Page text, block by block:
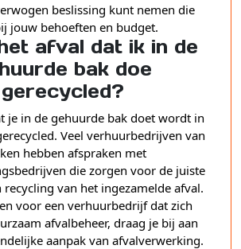
beslissing kunt nemen die
jouw behoeften en budget.
afval dat ik in de
bak doe
gerecycled?
je in de gehuurde bak doet wordt in
Veel verhuurbedrijven van
hebben afspraken met
die zorgen voor de juiste
van het ingezamelde afval.
voor een verhuurbedrijf dat zich
afvalbeheer, draag je bij aan
aanpak van afvalverwerking.